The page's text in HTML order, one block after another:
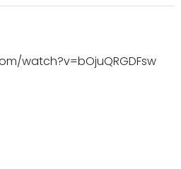
watch?v=bOjuQRGDFsw